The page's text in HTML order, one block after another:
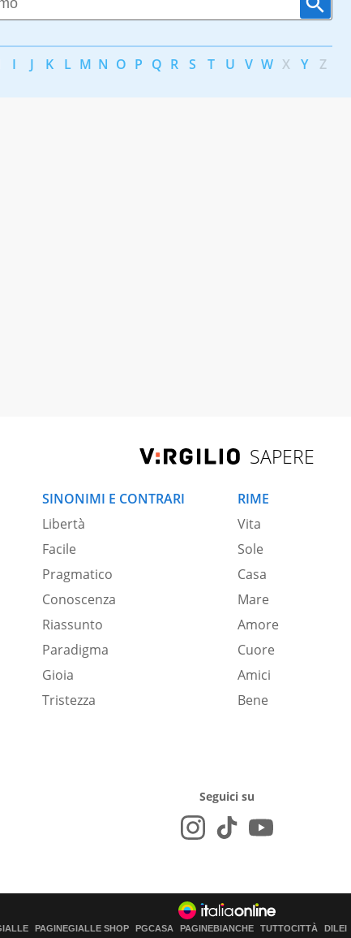
I J K L M N O P Q R S T U V W X Y Z
SAPERE
SINONIMI E CONTRARI
Libertà
Facile
Pragmatico
Conoscenza
Riassunto
Paradigma
Gioia
Tristezza
RIME
Vita
Sole
Casa
Mare
Amore
Cuore
Amici
Bene
Seguici su
PAGINEGIALLE SHOP PGCASA PAGINEBIANCHE TUTTOCITTÀ DILEI